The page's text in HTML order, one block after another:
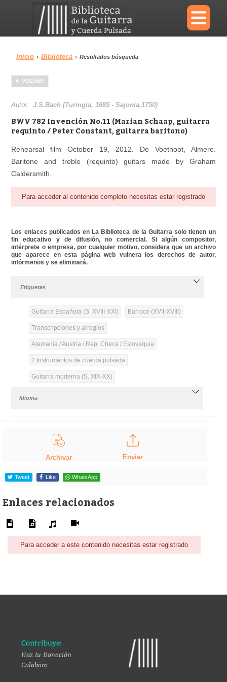
×
Menu
Biblioteca Diccionario
Reproductor
Inicio › Biblioteca › Resultados búsqueda
VOLVER
Autor:J.S.Bach (Turingia, 1685 - Sajonia,1750)
BWV 782 Invención No.11 (Marian Schaap, guitarra
requinto / Peter Constant, guitarra baritono)
Rehearsal film October 19, 2012. De Voetnoot, Almere.
Baritone and treble (requinto) guitars made by Graham
Caldersmith.
Para acceder al contenido completo necesitas estar registrado
Los enlaces publicados en La Biblioteca de la Guitarra solo tienen un
fin educativo y de difusión, no comercial. Si algún compositor,
intérprete o empresa, por cualquier motivo, considera que un archivo
que aparece en esta página web vulnera los derechos de autor,
infórmenos y se eliminará.
Etiquetas
Guitarra Española (S. XVIII-XXI) Barroco (XVII-XVIII)
Transcripciones y arreglos
Alemania / Austria / Rep. Checa / Eslovaquia
2 Instrumentos de cuerda pulsada
Guitarra moderna (S. XIX-XX)
Idioma
Archivar Enviar
Tweet Like WhatsApp
Enlaces relacionados
Para acceder a este contenido necesitas estar registrado
Contribuye:
Haz tu Donación
Colabora